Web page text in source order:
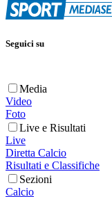
Seguici su
Media
Video
Foto
Live e Risultati
Live
Diretta Calcio
Risultati e Classifiche
Sezioni
Calcio